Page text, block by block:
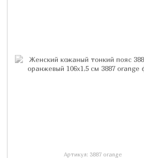
Артикул: 3887 orange